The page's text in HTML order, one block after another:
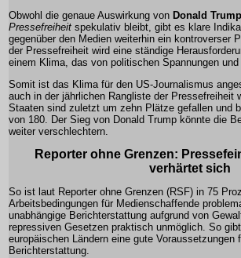
Obwohl die genaue Auswirkung von Donald
Pressefreiheit spekulativ bleibt, gibt es klare
gegenüber den Medien weiterhin ein kontroverser
der Pressefreiheit wird eine ständige
einem Klima, das von politischen Spannungen
Somit ist das Klima für den US-Journalismus
auch in der jährlichen Rangliste der Pressefreiheit
Staaten sind zuletzt um zehn Plätze gefallen und
von 180. Der Sieg von Donald Trump könnte die
weiter verschlechtern.
Reporter ohne Grenzen:
verhärtet sich
So ist laut Reporter ohne Grenzen (RSF) in 75
Arbeitsbedingungen für Medienschaffende
unabhängige Berichterstattung aufgrund von
repressiven Gesetzen praktisch unmöglich. So
europäischen Ländern eine gute Voraussetzungen
Berichterstattung.